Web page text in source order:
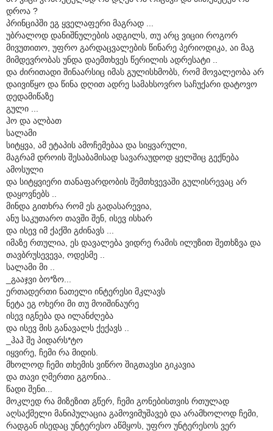
დროა ?
პრინციპში ეგ ყველაფერი მაგრად ...
უბრალოდ დანიშნულების ადგილს, თუ არც ვიციი როგორ
მივუთითო, უფრო გარდაცვალების წინარე პერიოდიკა, აი მაგ
მიმდევრობას უნდა დაემთხვეს წერილის ადრესატი ..
და ძირითადი შინაარსიც იმას გულისხმობს, რომ მოვალეობა არ
დაივიწყო და წინა დღით ადრე სამახსოვრო საჩუქარი დატოვო
დედამიწაზე
გული ...
ჰო და ალბათ
სალამი
სიტყვა, ამ ეტაპის ამოჩემებაა და სიყვარული,
მაგრამ დროის შესაბამისად სავარაუდოდ ყელშიც გექნება
ამოსული
და სიტყვიერი თანაფარდობის შემთხვევაში გულისრევაც არ
დაყოვნებს ..
მინდა გითხრა რომ ეს გადასარევია,
ანუ საკუთარო თავში შენ, ისევ ისხარ
და ისევ იმ ქაქში გძინავს ...
იმაზე რთულია, ეს დავალება ვიდრე რამის ილუზით შეთხზვა და
თავბრუსევევა, ოდესმე ..
სალამი მი ..
_გააჯვი ბო*ზო...
ერთადერთი ნათელი ინტერესი მკლავს
ნეტა ეგ ოხერი მი თუ მოიშინაურე
ისევ იგნება და ილანძღება
და ისევ მის განავალს ქექავს ..
_ჰაჰ შე პიდარს*ტო
იყვირე, ჩემი რა მიდის.
მხოლოდ ჩემი თხემის ვიწრო შიგთავსი გიკავია
და თავი ღმერთი გგონია..
წადი შენი...
მოკლედ რა მიზეზით გწერ, ჩემი გონებისთვის რთულად
აღსაქმელი მანიპულაცია გამოვიმუშავებ და არამხოლოდ ჩემი,
რადგან ისედაც უნტერესო აწმყოს, უფრო უნტერესოს ვერ